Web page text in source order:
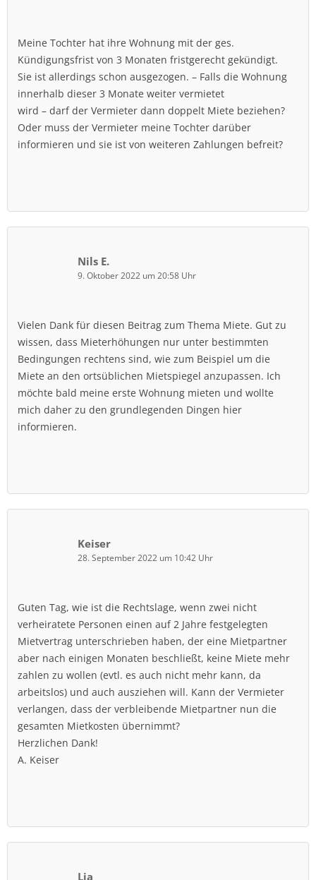
Meine Tochter hat ihre Wohnung mit der ges.
Kündigungsfrist von 3 Monaten fristgerecht gekündigt.
Sie ist allerdings schon ausgezogen. – Falls die Wohnung
innerhalb dieser 3 Monate weiter vermietet
wird – darf der Vermieter dann doppelt Miete beziehen?
Oder muss der Vermieter meine Tochter darüber
informieren und sie ist von weiteren Zahlungen befreit?
Nils E.
9. Oktober 2022 um 20:58 Uhr
Vielen Dank für diesen Beitrag zum Thema Miete. Gut zu
wissen, dass Mieterhöhungen nur unter bestimmten
Bedingungen rechtens sind, wie zum Beispiel um die
Miete an den ortsüblichen Mietspiegel anzupassen. Ich
möchte bald meine erste Wohnung mieten und wollte
mich daher zu den grundlegenden Dingen hier
informieren.
Keiser
28. September 2022 um 10:42 Uhr
Guten Tag, wie ist die Rechtslage, wenn zwei nicht
verheiratete Personen einen auf 2 Jahre festgelegten
Mietvertrag unterschrieben haben, der eine Mietpartner
aber nach einigen Monaten beschließt, keine Miete mehr
zahlen zu wollen (evtl. es auch nicht mehr kann, da
arbeitslos) und auch ausziehen will. Kann der Vermieter
verlangen, dass der verbleibende Mietpartner nun die
gesamten Mietkosten übernimmt?
Herzlichen Dank!
A. Keiser
Lia